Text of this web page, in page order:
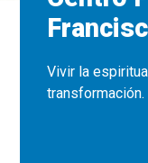
Vivir la
transformación.